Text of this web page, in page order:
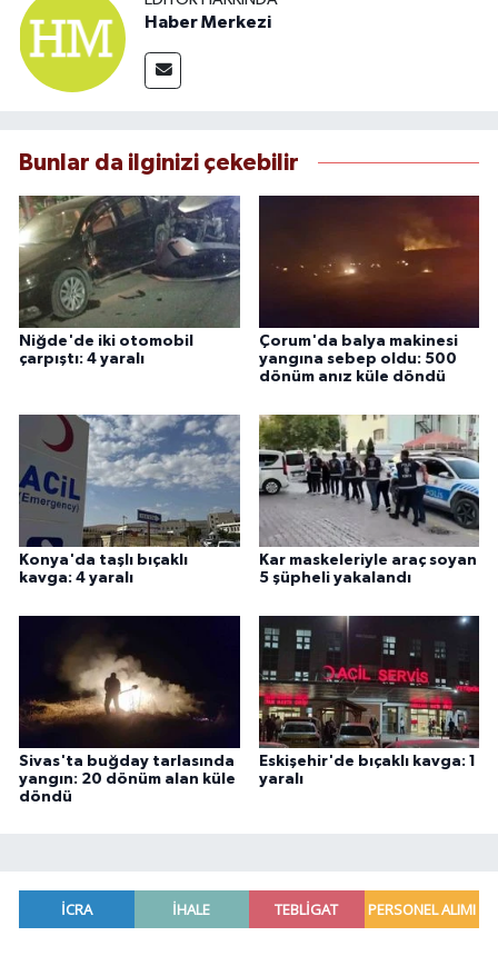
Haber Merkezi
Bunlar da ilginizi çekebilir
Niğde'de iki otomobil
çarpıştı: 4 yaralı
Çorum'da balya makinesi
yangına sebep oldu: 500
dönüm anız küle döndü
Konya'da taşlı bıçaklı
kavga: 4 yaralı
Kar maskeleriyle araç soyan
5 şüpheli yakalandı
Sivas'ta buğday tarlasında
yangın: 20 dönüm alan küle
döndü
Eskişehir'de bıçaklı kavga: 1
yaralı